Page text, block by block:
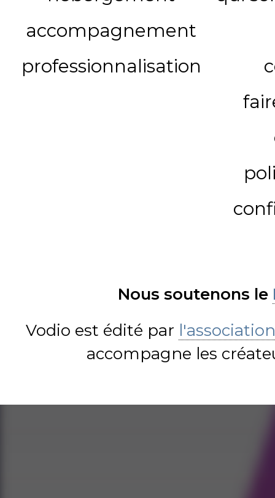
accompagnement
professionnalisation